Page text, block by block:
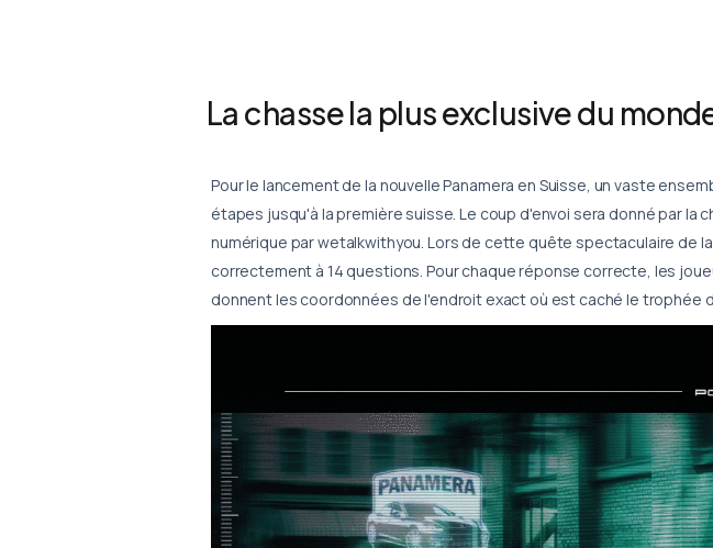
La chasse la plus exclusive du
Pour le lancement de la nouvelle Panamera en Suisse, un vaste
étapes jusqu'à la première suisse. Le coup d'envoi sera donné par la
numérique par wetalkwithyou. Lors de cette quête spectaculaire de
correctement à 14 questions. Pour chaque réponse correcte, les
donnent les coordonnées de l'endroit exact où est caché le trophée